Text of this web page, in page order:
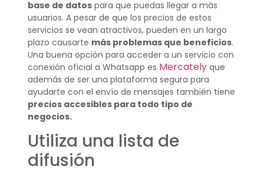
base de datospara que puedas llegar a más
usuarios. A pesar de que los precios de estos
servicios se vean atractivos, pueden en un largo
plazo causarte más problemas que beneficios.
Una buena opción para acceder a un servicio con
conexión oficial a Whatsapp es Mercatelyque
además de ser una plataforma segura para
ayudarte con el envío de mensajes también tiene
precios accesibles para todo tipo de
negocios.
Utiliza una lista de
difusión